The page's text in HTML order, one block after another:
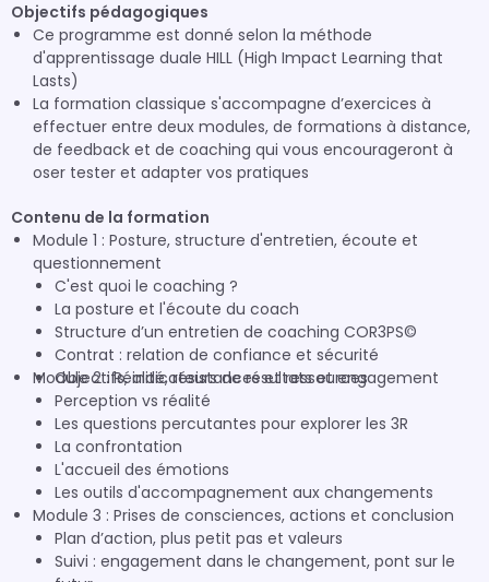
Objectifs pédagogiques
Ce programme est donné selon la méthode
d'apprentissage duale HILL (High Impact Learning that
Lasts)
La formation classique s'accompagne d’exercices à
effectuer entre deux modules, de formations à distance,
de feedback et de coaching qui vous encourageront à
oser tester et adapter vos pratiques
Contenu de la formation
Module 1 : Posture, structure d'entretien, écoute et
questionnement
C'est quoi le coaching ?
La posture et l'écoute du coach
Structure d’un entretien de coaching COR3PS©
Contrat : relation de confiance et sécurité
Objectifs, indicateurs de résultats et engagement
Module 2 : Réalité, résistances et ressources
Perception vs réalité
Les questions percutantes pour explorer les 3R
La confrontation
L'accueil des émotions
Les outils d'accompagnement aux changements
Module 3 : Prises de consciences, actions et conclusion
Plan d’action, plus petit pas et valeurs
Suivi : engagement dans le changement, pont sur le